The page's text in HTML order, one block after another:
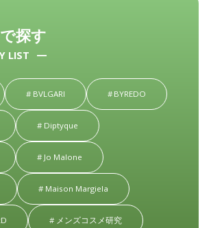
探す
LIST
BVLGARI BYREDO
Diptyque
Jo Malone
Maison Margiela
メンズコスメ研究